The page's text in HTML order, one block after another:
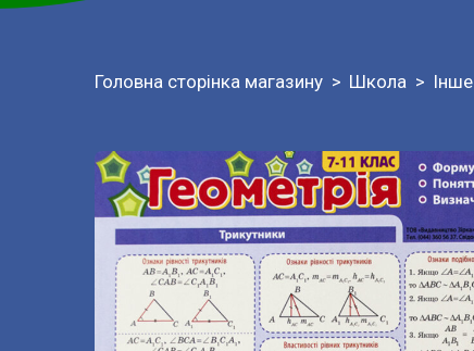
Головна сторінка магазину Школа Інше